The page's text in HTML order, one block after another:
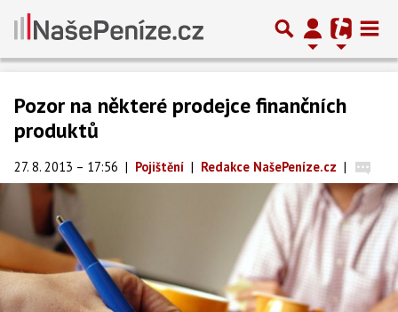
Pozor na některé prodejce finančních
produktů
27. 8. 2013 – 17:56 | Pojištění | Redakce NašePeníze.cz |